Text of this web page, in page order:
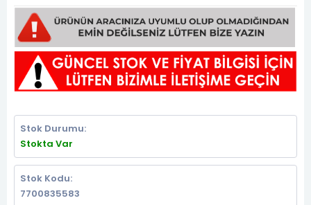
Stok Durumu:
Stokta Var
Stok Kodu:
7700835583